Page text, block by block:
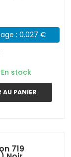
: 0.027 €
En stock
AU PANIER
719